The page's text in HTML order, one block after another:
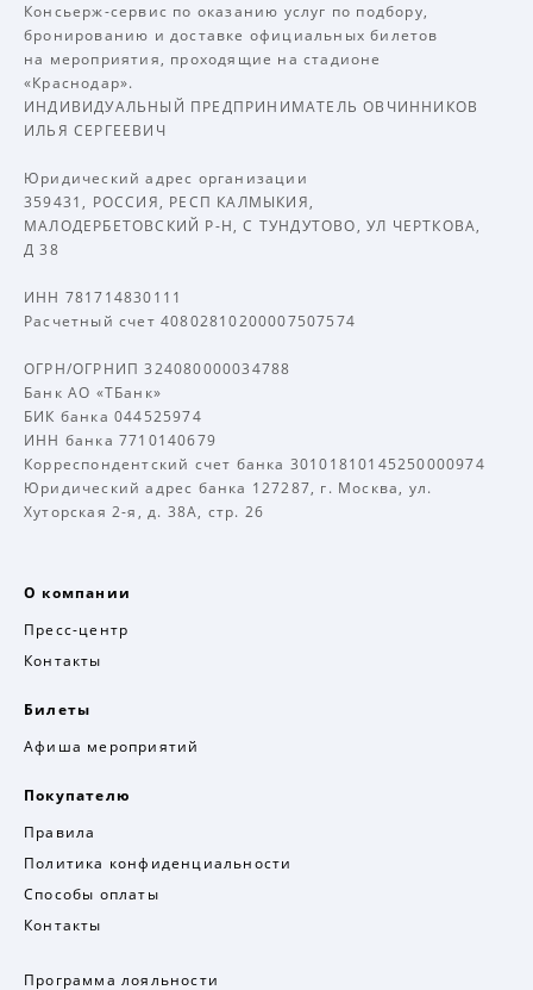
Консьерж-сервис по оказанию услуг по подбору,
бронированию и доставке официальных билетов
на мероприятия, проходящие на стадионе
«Краснодар».
ИНДИВИДУАЛЬНЫЙ ПРЕДПРИНИМАТЕЛЬ ОВЧИННИКОВ
ИЛЬЯ СЕРГЕЕВИЧ
Юридический адрес организации
359431, РОССИЯ, РЕСП КАЛМЫКИЯ,
МАЛОДЕРБЕТОВСКИЙ Р-Н, С ТУНДУТОВО, УЛ ЧЕРТКОВА,
Д 38
ИНН 781714830111
Расчетный счет 40802810200007507574
ОГРН/ОГРНИП 324080000034788
Банк АО «ТБанк»
БИК банка 044525974
ИНН банка 7710140679
Корреспондентский счет банка 30101810145250000974
Юридический адрес банка 127287, г. Москва, ул.
Хуторская 2-я, д. 38А, стр. 26
О компании
Пресс-центр
Контакты
Билеты
Афиша мероприятий
Покупателю
Правила
Политика конфиденциальности
Способы оплаты
Контакты
Программа лояльности